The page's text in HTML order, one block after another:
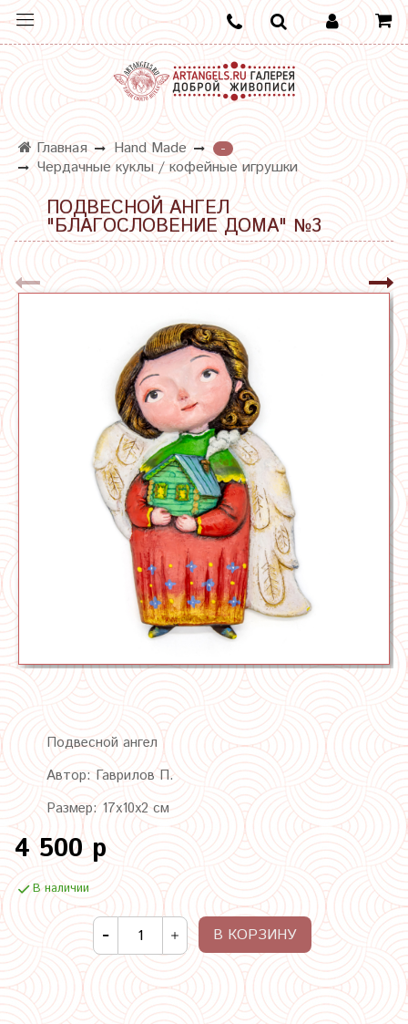
Главная Hand Made
-
Чердачные куклы / кофейные игрушки
ПОДВЕСНОЙ АНГЕЛ
"БЛАГОСЛОВЕНИЕ ДОМА" №3
Подвесной ангел
Автор:Гаврилов П.
Размер: 17х10х2 см
4 500 р
В наличии
В КОРЗИНУ